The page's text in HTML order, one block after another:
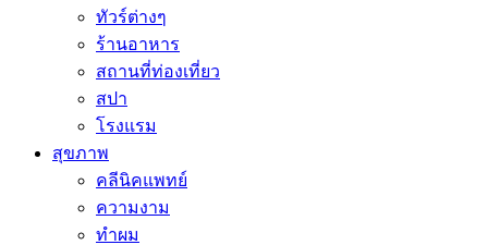
ทัวร์ต่างๆ
ร้านอาหาร
สถานที่ท่องเที่ยว
สปา
โรงแรม
สุขภาพ
คลีนิคแพทย์
ความงาม
ทำผม